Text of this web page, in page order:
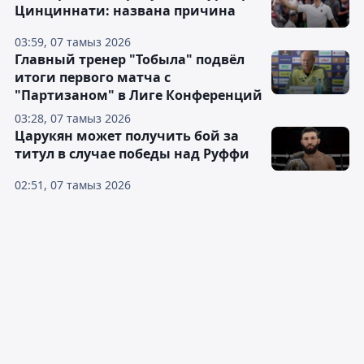
03:59, 07 тамыз 2026
Цинциннати: названа причина
03:28, 07 тамыз 2026
Главный тренер "Тобыла" подвёл
итоги первого матча с
"Партизаном" в Лиге Конференций
02:51, 07 тамыз 2026
Царукян может получить бой за
титул в случае победы над Руффи